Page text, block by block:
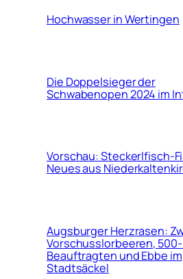
Hochwasser in Wertingen
Die Doppelsieger der
Schwabenopen 2024 im
Vorschau: Steckerlfisch-
Neues aus
Augsburger Herzrasen:
Vorschusslorbeeren,
Beauftragten und Ebbe im
Stadtsäckel